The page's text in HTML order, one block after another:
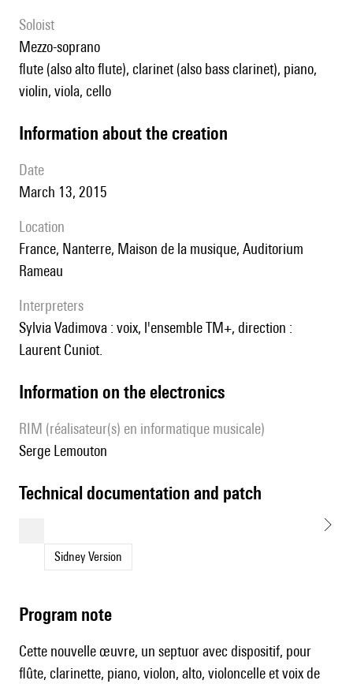
Soloist
mezzo-soprano
flute (also alto flute), clarinet (also bass clarinet), piano,
violin, viola, cello
information about the creation
date
March 13, 2015
location
France, Nanterre, Maison de la musique, Auditorium
Rameau
interpreters
Sylvia Vadimova : voix, l'ensemble TM+, direction :
Laurent Cuniot.
Information on the electronics
RIM (réalisateur(s) en informatique musicale)
Serge Lemouton
technical documentation and patch
Sidney Version
Program note
Cette nouvelle œuvre, un septuor avec dispositif, pour
flûte, clarinette, piano, violon, alto, violoncelle et voix de